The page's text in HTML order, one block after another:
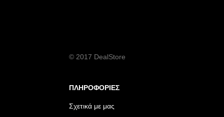
© 2017 DealStore
ΠΛΗΡΟΦΟΡΙΕΣ
Σχετικά με μας